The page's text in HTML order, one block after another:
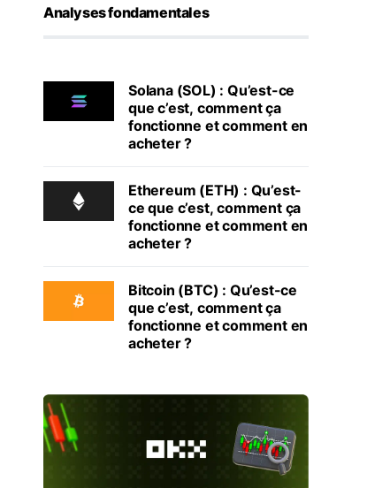
Analyses fondamentales
Solana (SOL) : Qu’est-ce
que c’est, comment ça
fonctionne et comment en
acheter ?
Ethereum (ETH) : Qu’est-
ce que c’est, comment ça
fonctionne et comment en
acheter ?
Bitcoin (BTC) : Qu’est-ce
que c’est, comment ça
fonctionne et comment en
acheter ?